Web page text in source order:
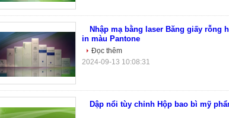
Nhập mạ bằng laser Băng giấy rỗng
in màu Pantone
Đọc thêm
2024-09-13 10:08:31
Dập nổi tùy chỉnh Hộp bao bì mỹ